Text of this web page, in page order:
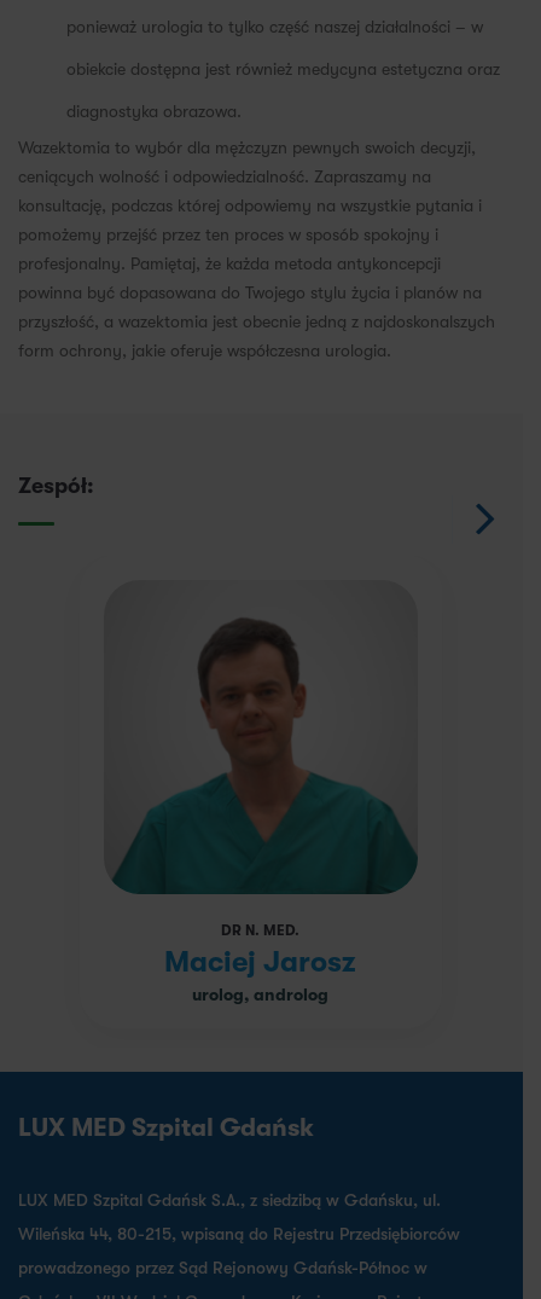
ponieważ urologia to tylko część naszej działalności – w
obiekcie dostępna jest również medycyna estetyczna oraz
diagnostyka obrazowa.
Wazektomia to wybór dla mężczyzn pewnych swoich decyzji,
ceniących wolność i odpowiedzialność. Zapraszamy na
konsultację, podczas której odpowiemy na wszystkie pytania i
pomożemy przejść przez ten proces w sposób spokojny i
profesjonalny. Pamiętaj, że każda metoda antykoncepcji
powinna być dopasowana do Twojego stylu życia i planów na
przyszłość, a wazektomia jest obecnie jedną z najdoskonalszych
form ochrony, jakie oferuje współczesna urologia.
Zespół:
DR N. MED.
Maciej Jarosz
urolog, androlog
LUX MED Szpital Gdańsk
LUX MED Szpital Gdańsk S.A., z siedzibą w Gdańsku, ul.
Wileńska 44, 80-215, wpisaną do Rejestru Przedsiębiorców
prowadzonego przez Sąd Rejonowy Gdańsk-Północ w